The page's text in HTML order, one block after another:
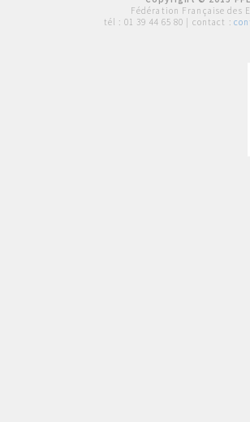
Fédération Française des
tél : 01 39 44 65 80 | contact :